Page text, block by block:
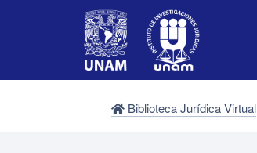
Biblioteca Jurídica Virtual